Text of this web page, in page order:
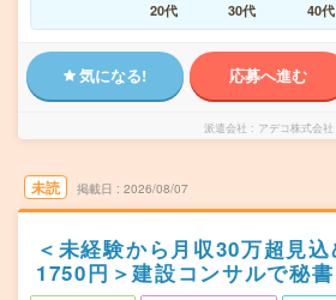
20代
30代 40代
気になる! 応募へ進む
派遣会社 アデコ株式会社
未読 掲載日 2026/08/07
＜未経験から月収30万超見
1750円＞建設コンサルで秘